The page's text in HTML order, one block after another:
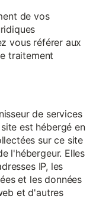
de vos
vous référer aux
traitement
de services
est hébergé en
sur ce site
l'hébergeur. Elles
IP, les
et les données
et d'autres